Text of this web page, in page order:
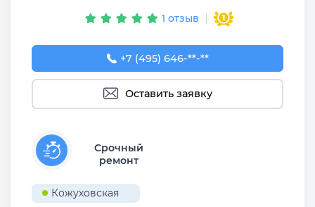
1 отзыв
+7 (495) 646-04-96
+7 (495) 646-**-**
Оставить заявку
Срочный
ремонт
Кожуховская